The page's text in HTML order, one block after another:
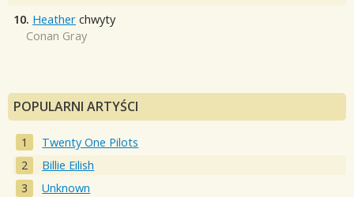
10. Heather chwyty
Conan Gray
POPULARNI ARTYŚCI
Twenty One Pilots
Billie Eilish
Unknown